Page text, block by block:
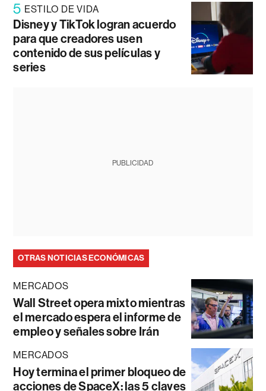
5 ESTILO DE VIDA
Disney y TikTok logran acuerdo
para que creadores usen
contenido de sus películas y
series
PUBLICIDAD
OTRAS NOTICIAS ECONÓMICAS
MERCADOS
Wall Street opera mixto mientras
el mercado espera el informe de
empleo y señales sobre Irán
MERCADOS
Hoy termina el primer bloqueo de
acciones de SpaceX: las 5 claves